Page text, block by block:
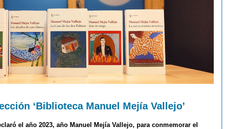
‘Biblioteca Manuel Mejía Vallejo’
el año 2023, año Manuel Mejía Vallejo, para conmemorar el